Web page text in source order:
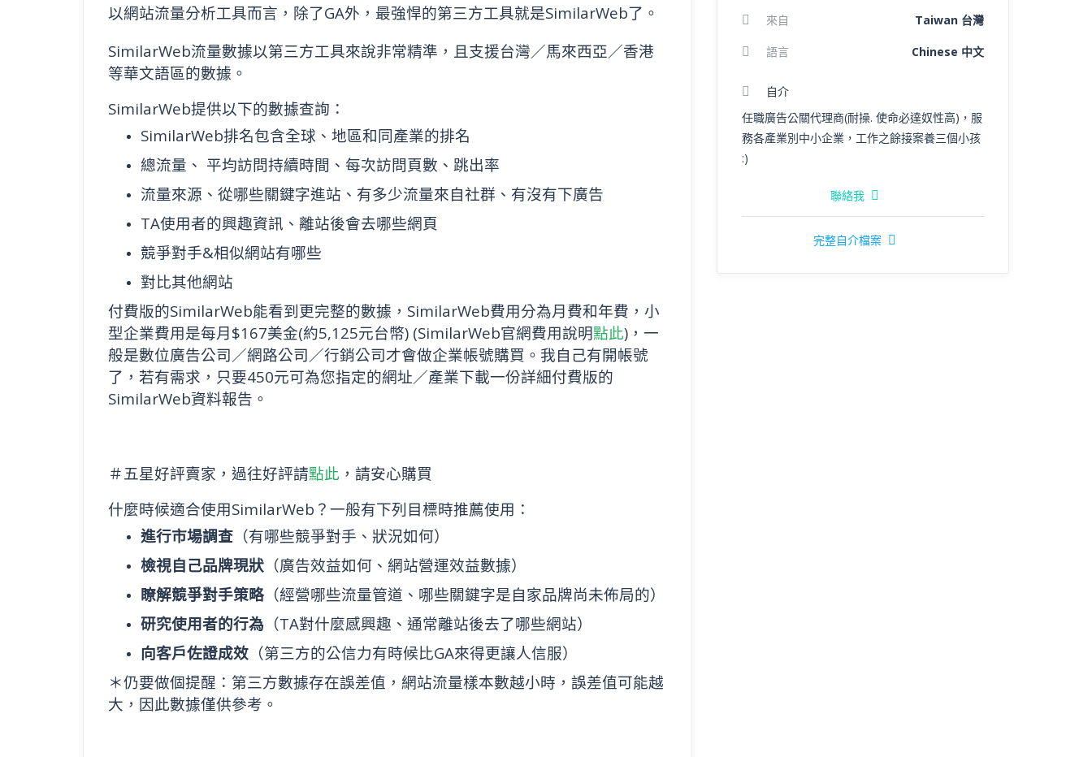
以網站流量分析工具而言，除了GA外，最強悍的第三方工具就是SimilarWeb了。
SimilarWeb流量數據以第三方工具來說非常精準，且支援台灣／馬來西亞／香港
等華文語區的數據。
SimilarWeb提供以下的數據查詢：
SimilarWeb排名包含全球、地區和同產業的排名
總流量、 平均訪問持續時間、每次訪問頁數、跳出率
流量來源、從哪些關鍵字進站、有多少流量來自社群、有沒有下廣告
TA使用者的興趣資訊、離站後會去哪些網頁
競爭對手&相似網站有哪些
對比其他網站
付費版的SimilarWeb能看到更完整的數據，SimilarWeb費用分為月費和年費，小
型企業費用是每月$167美金(約5,125元台幣) (SimilarWeb官網費用說明點此)，一
般是數位廣告公司／網路公司／行銷公司才會做企業帳號購買。我自己有開帳號
了，若有需求，只要450元可為您指定的網址／產業下載一份詳細付費版的
SimilarWeb資料報告。
＃ 五星好評賣家，過往好評請點此 ，請安心購買
什麼時候適合使用SimilarWeb？一般有下列目標時推薦使用：
進行市場調查 （有哪些競爭對手、狀況如何）
檢視自己品牌現狀 （廣告效益如何、網站營運效益數據）
瞭解競爭對手策略（經營哪些流量管道、哪些關鍵字是自家品牌尚未佈局的）
研究使用者的行為 （TA對什麼感興趣、通常離站後去了哪些網站）
向客戶佐證成效 （第三方的公信力有時候比GA來得更讓人信服）
＊仍要做個提醒：第三方數據存在誤差值，網站流量樣本數越小時，誤差值可能越
大，因此數據僅供參考。
來自 Taiwan 台灣
語言 Chinese 中文
自介
任職廣告公關代理商(耐操. 使命必達奴性高)，服
務各產業別中小企業，工作之餘接案養三個小孩
:)
聯絡我
完整自介檔案